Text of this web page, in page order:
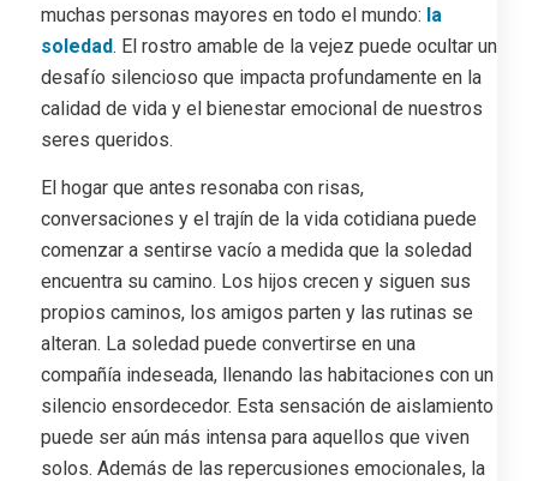
muchas personas mayores en todo el mundo: la
soledad. El rostro amable de la vejez puede ocultar un
desafío silencioso que impacta profundamente en la
calidad de vida y el bienestar emocional de nuestros
seres queridos.
El hogar que antes resonaba con risas,
conversaciones y el trajín de la vida cotidiana puede
comenzar a sentirse vacío a medida que la soledad
encuentra su camino. Los hijos crecen y siguen sus
propios caminos, los amigos parten y las rutinas se
alteran. La soledad puede convertirse en una
compañía indeseada, llenando las habitaciones con un
silencio ensordecedor. Esta sensación de aislamiento
puede ser aún más intensa para aquellos que viven
solos. Además de las repercusiones emocionales, la